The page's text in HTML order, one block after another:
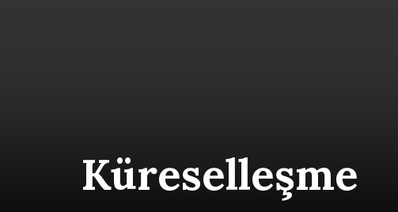
Küreselleşme